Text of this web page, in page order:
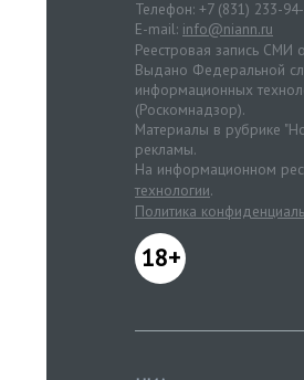
Телефон: +7 (831) 233-
E-mail: info@niann.ru
Реестровая запись
Выдано Федеральной
информационных
(Роскомнадзор).
Материалы в рубрике
рекламы.
На информационном
технологии.
Политика
18+